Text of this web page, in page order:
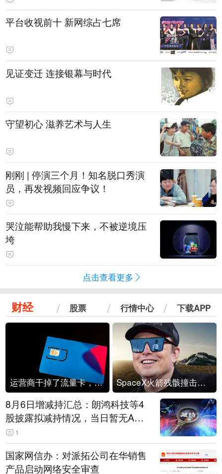
平台收视前十 新网综占七席
见证变迁 连接银幕与时代
守望初心 滋养艺术与人生
刚刚 | 停演三个月！知名脱口秀演
员，再发视频回应争议！
哭泣能帮助我慢下来，不被逆境压
垮
点击查看更多
财经 股票 行情中心 下载APP
运营商干掉了流量卡，他们真的玩不起了 SpaceX火箭残骸撞击月球
8月6日增减持汇总：朗鸿科技等4
股披露拟减持情况，当日暂无A股
公司披露拟增持情况（表）
1
国家网信办：对派拓公司在华销售
产品启动网络安全审查